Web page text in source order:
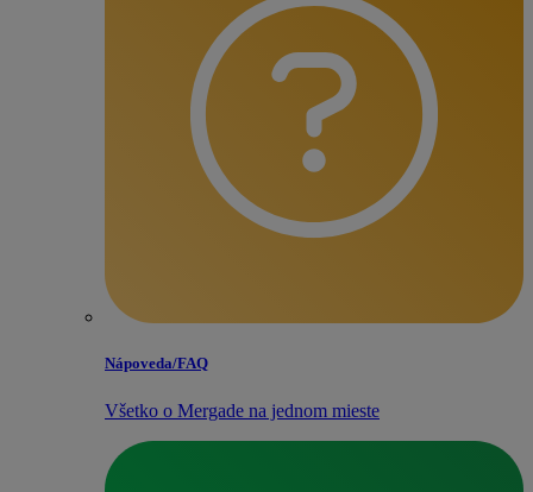
Nápoveda/​FAQ
Všetko o Mergade na jednom mieste